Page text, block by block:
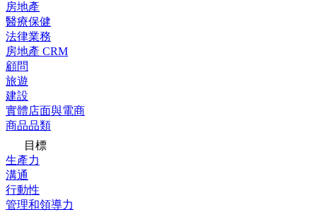
房地產
醫療保健
法律業務
房地產 CRM
顧問
旅遊
建設
實體店面與電商
商品品類
目標
生產力
溝通
行動性
管理和領導力